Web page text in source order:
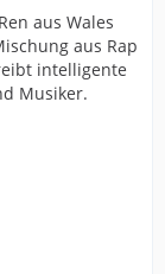
aus Wales
aus Rap
intelligente
Musiker.